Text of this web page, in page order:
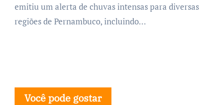
emitiu um alerta de chuvas intensas para diversas
regiões de Pernambuco, incluindo…
Você pode gostar